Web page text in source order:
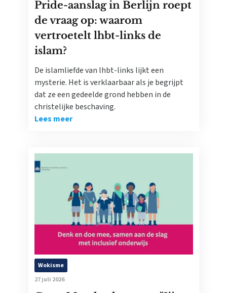
Pride-aanslag in Berlijn roept
de vraag op: waarom
vertroetelt lhbt-links de
islam?
De islamliefde van lhbt-links lijkt een
mysterie. Het is verklaarbaar als je begrijpt
dat ze een gedeelde grond hebben in de
christelijke beschaving.
Lees meer
Wokisme
27 juli 2026